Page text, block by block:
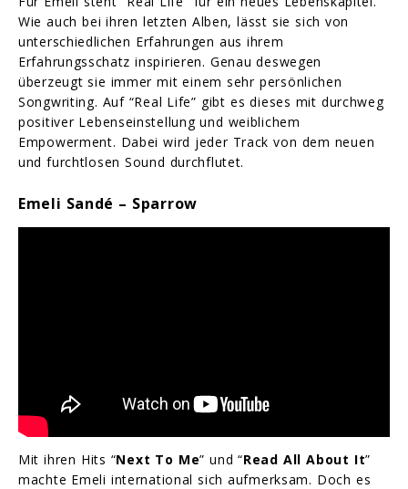
Wie auch bei ihren letzten Alben, lässt sie sich von
unterschiedlichen Erfahrungen aus ihrem
Erfahrungsschatz inspirieren. Genau deswegen
überzeugt sie immer mit einem sehr persönlichen
Songwriting. Auf “Real Life” gibt es dieses mit durchweg
positiver Lebenseinstellung und weiblichem
Empowerment. Dabei wird jeder Track von dem neuen
und furchtlosen Sound durchflutet.
Emeli Sandé – Sparrow
Mit ihren Hits “Next To Me” und “Read All About It”
machte Emeli international sich aufmerksam. Doch es